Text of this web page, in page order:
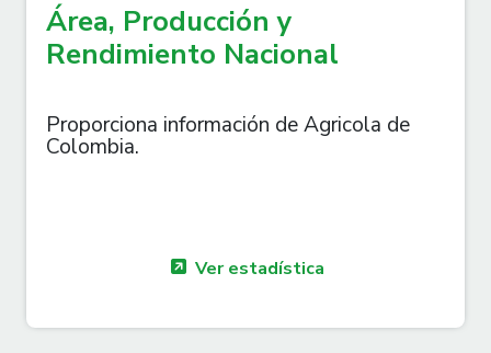
Área, Producción y
Rendimiento Nacional
Proporciona información de Agricola de
Colombia.
Ver estadística